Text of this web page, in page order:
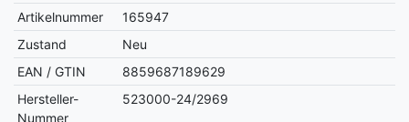
Artikelnummer
165947
Zustand
Neu
EAN / GTIN
8859687189629
Hersteller-
Nummer
523000-24/2969